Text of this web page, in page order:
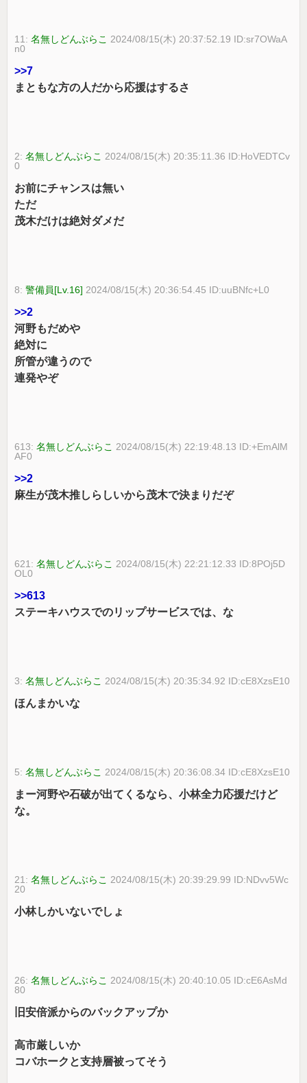
11:名無しどんぶらこ 2024/08/15(木) 20:37:52.19 ID:sr7OWaA
n0
>>7
まともな方の人だから応援はするさ
2:名無しどんぶらこ 2024/08/15(木) 20:35:11.36 ID:HoVEDTCv
0
お前にチャンスは無い
ただ
茂木だけは絶対ダメだ
8:警備員[Lv.16] 2024/08/15(木) 20:36:54.45 ID:uuBNfc+L0
>>2
河野もだめや
絶対に
所管が違うので
連発やぞ
613:名無しどんぶらこ 2024/08/15(木) 22:19:48.13 ID:+EmAlM
AF0
>>2
麻生が茂木推しらしいから茂木で決まりだぞ
621:名無しどんぶらこ 2024/08/15(木) 22:21:12.33 ID:8POj5D
OL0
>>613
ステーキハウスでのリップサービスでは、な
3:名無しどんぶらこ 2024/08/15(木) 20:35:34.92 ID:cE8XzsE10
ほんまかいな
5:名無しどんぶらこ 2024/08/15(木) 20:36:08.34 ID:cE8XzsE10
まー河野や石破が出てくるなら、小林全力応援だけど
な。
21:名無しどんぶらこ 2024/08/15(木) 20:39:29.99 ID:NDvv5Wc
20
小林しかいないでしょ
26:名無しどんぶらこ 2024/08/15(木) 20:40:10.05 ID:cE6AsMd
80
旧安倍派からのバックアップか
高市厳しいか
コバホークと支持層被ってそう